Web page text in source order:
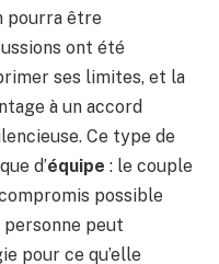
pourra être
ont été
ses limites, et la
à un accord
Ce type de
d’équipe : le couple
possible
peut
pour ce qu’elle